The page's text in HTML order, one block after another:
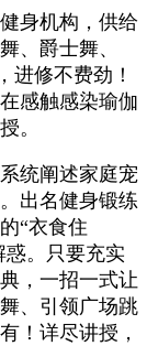
身机构，供给
、爵士舞、
修不费劲！
感触感染瑜伽
。
统阐述家庭宠
出名健身锻练
“衣食住
惑。只要充实
，一招一式让
、引领广场跳
！详尽讲授，